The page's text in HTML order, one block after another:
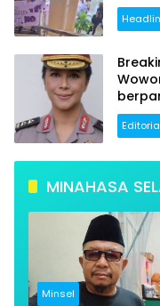
MINAHASA
Minsel